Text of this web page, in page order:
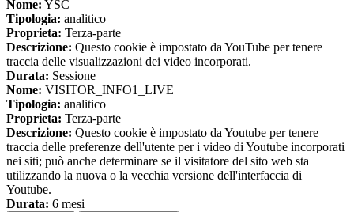
Nome: YSC
Tipologia: analitico
Proprieta: Terza-parte
Descrizione: Questo cookie è impostato da YouTube per tenere
traccia delle visualizzazioni dei video incorporati.
Durata: Sessione
Nome: VISITOR_INFO1_LIVE
Tipologia: analitico
Proprieta: Terza-parte
Descrizione: Questo cookie è impostato da Youtube per tenere
traccia delle preferenze dell'utente per i video di Youtube incorporati
nei siti; può anche determinare se il visitatore del sito web sta
utilizzando la nuova o la vecchia versione dell'interfaccia di
Youtube.
Durata: 6 mesi